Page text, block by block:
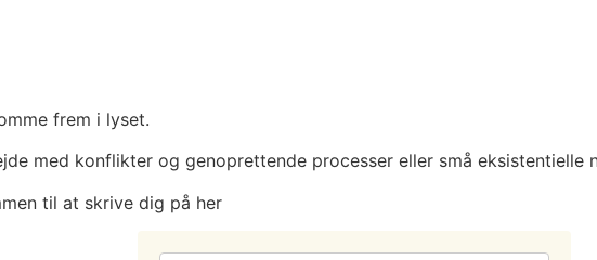
frem i lyset.
med konflikter og genoprettende processer eller små eksistentielle
til at skrive dig på her